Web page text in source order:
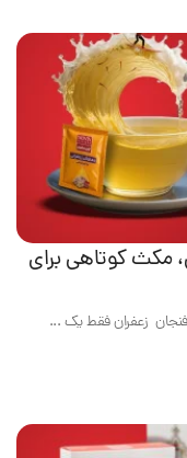
مکث کوتاهی برای
زعفران فقط یک ...